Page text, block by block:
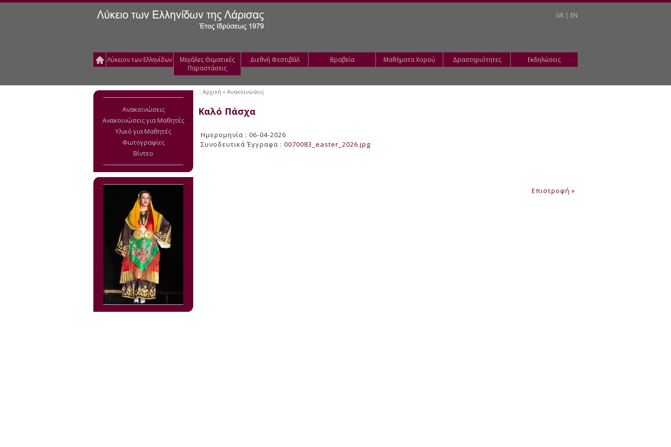
GR | EN
Λύκειον των Ελληνίδων
Μεγάλες Θεματικές
Παραστάσεις
Διεθνή Φεστιβάλ Βραβεία Μαθήματα Χορού Δραστηριότητες Εκδηλώσεις
Ανακοινώσεις
Ανακοινώσεις για Μαθητές
Υλικό για Μαθητές
Φωτογραφίες
Βίντεο
:: Αρχική » Ανακοινώσεις
Καλό Πάσχα
Ημερομηνία : 06-04-2026
Συνοδευτικά Έγγραφα : 0070083_easter_2026.jpg
Επιστροφή »